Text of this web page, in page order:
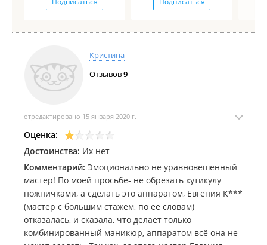
Кристина
Отзывов9
отредактировано 15 января 2020 г.
Оценка:
Достоинства: Их нет
Комментарий: Эмоционально не уравновешенный
мастер! По моей просьбе- не обрезать кутикулу
ножничками, а сделать это аппаратом, Евгения К***
(мастер с большим стажем, по ее словам)
отказалась, и сказала, что делает только
комбинированный маникюр, аппаратом всё она не